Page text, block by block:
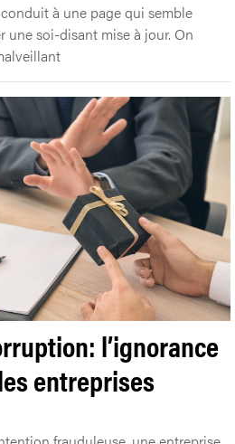
à une page qui semble
une soi-disant mise à jour. On
l’ignorance
entreprises